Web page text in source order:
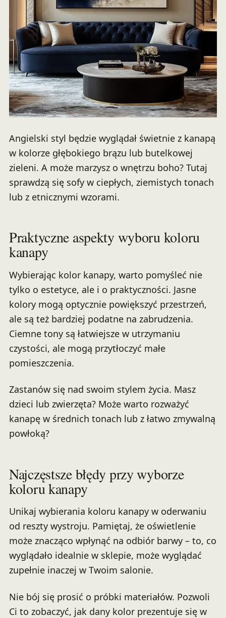
Angielski styl będzie wyglądał świetnie z kanapą
w kolorze głębokiego brązu lub butelkowej
zieleni. A może marzysz o wnętrzu boho? Tutaj
sprawdzą się sofy w ciepłych, ziemistych tonach
lub z etnicznymi wzorami.
Praktyczne aspekty wyboru koloru
kanapy
Wybierając kolor kanapy, warto pomyśleć nie
tylko o estetyce, ale i o praktyczności. Jasne
kolory mogą optycznie powiększyć przestrzeń,
ale są też bardziej podatne na zabrudzenia.
Ciemne tony są łatwiejsze w utrzymaniu
czystości, ale mogą przytłoczyć małe
pomieszczenia.
Zastanów się nad swoim stylem życia. Masz
dzieci lub zwierzęta? Może warto rozważyć
kanapę w średnich tonach lub z łatwo zmywalną
powłoką?
Najczęstsze błędy przy wyborze
koloru kanapy
Unikaj wybierania koloru kanapy w oderwaniu
od reszty wystroju. Pamiętaj, że oświetlenie
może znacząco wpłynąć na odbiór barwy – to, co
wyglądało idealnie w sklepie, może wyglądać
zupełnie inaczej w Twoim salonie.
Nie bój się prosić o próbki materiałów. Pozwoli
Ci to zobaczyć, jak dany kolor prezentuje się w